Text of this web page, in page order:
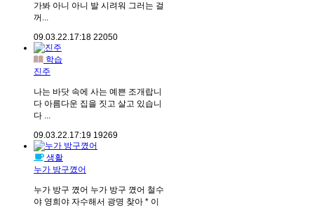
가봐 아니 아니 발 시려워 그러는 걸
꺼...
09.03.22.17:18 22050
학습
진주
나는 바닷 속에 사는 예쁜 조개랍니
다 아름다운 집을 짓고 살고 있습니
다 ...
09.03.22.17:19 19269
생활
누가 방구꼈어
누가 방구 꼈어 누가 방구 꼈어 철수
야 영희야 자수해서 광명 찾아 * 이